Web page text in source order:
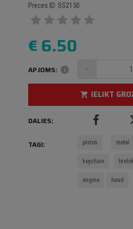
Preces ID: SS2150
€ 6.50
APJOMS: info -
shopping_cart IELIKT
DALIES:
TAGI: piston metal
keychain brelok
engine head